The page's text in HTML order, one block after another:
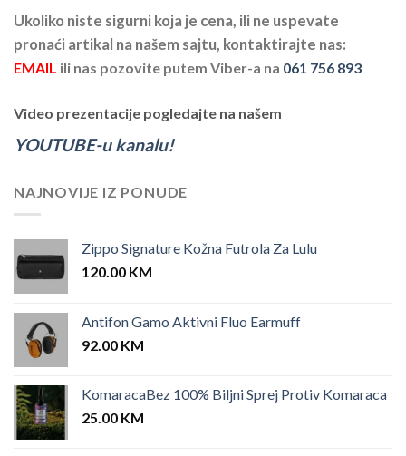
Ukoliko niste sigurni koja je cena, ili ne uspevate
pronaći artikal na našem sajtu, kontaktirajte nas:
EMAIL ili nas pozovite putem Viber-a na 061 756 893
Video prezentacije pogledajte na našem
YOUTUBE-u kanalu!
NAJNOVIJE IZ PONUDE
Zippo Signature Kožna Futrola Za Lulu
120.00 KM
Antifon Gamo Aktivni Fluo Earmuff
92.00 KM
KomaracaBez 100% Biljni Sprej Protiv Komaraca
25.00 KM